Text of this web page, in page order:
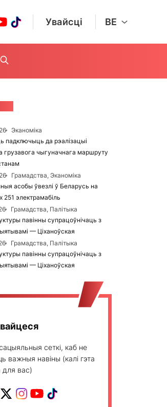
Увайсці BE
Эканоміка
падключыць да рэалізацыі
грузавога чыгуначнага маршруту
Грамадства, Эканоміка
асобы ўвезлі ў Беларусь на
251 электрамабіль
Грамадства, Палітыка
павінны супрацоўнічаць з
— Ціханоўская
Грамадства, Палітыка
павінны супрацоўнічаць з
— Ціханоўская
сеткі, каб не
важныя навіны (калі гэта
для вас)